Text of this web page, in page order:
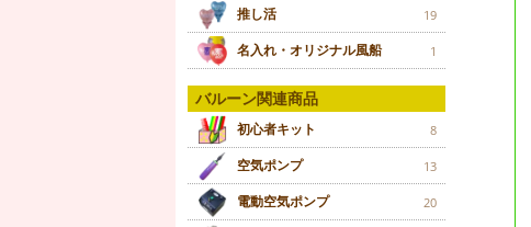
推し活 19
名入れ・オリジナル風船 1
バルーン関連商品
初心者キット 8
空気ポンプ 13
電動空気ポンプ 20